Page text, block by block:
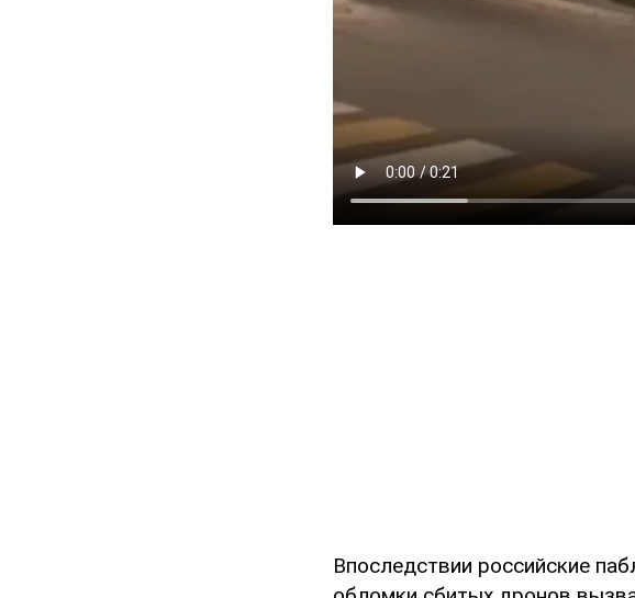
Впоследствии российские